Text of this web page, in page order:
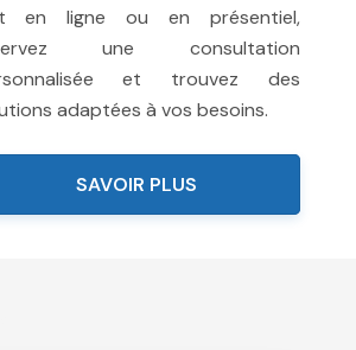
en ligne ou en présentiel,
une consultation
et trouvez des
adaptées à vos besoins.
SAVOIR PLUS